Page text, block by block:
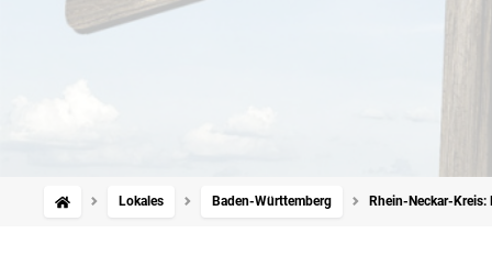
Lokales Baden-Württemberg Rhein-Neckar-